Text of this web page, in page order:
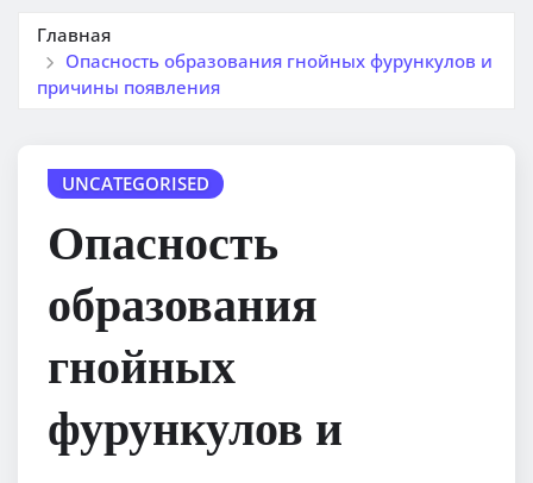
Главная
Опасность образования гнойных фурункулов и
причины появления
UNCATEGORISED
Опасность
образования
гнойных
фурункулов и